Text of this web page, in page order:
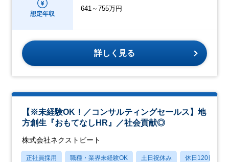
想定年収
641～755万円
詳しく見る
【※未経験OK！／コンサルティングセールス】地
方創生『おもてなしHR』／社会貢献◎
株式会社ネクストビート
正社員採用 職種・業界未経験OK 土日祝休み 休日120日以上